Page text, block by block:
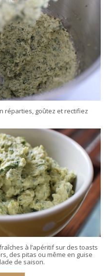
réparties, goûtez et rectifiez
à l’apéritif sur des toasts
des pitas ou même en guise
de saison.